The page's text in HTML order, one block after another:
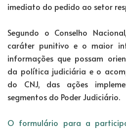
imediato do pedido ao setor
Segundo o Conselho
caráter punitivo e o maior
informações que possam
da política judiciária e o
do CNJ, das ações
segmentos do Poder Judiciário.
O formulário para a